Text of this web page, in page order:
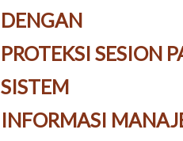
DENGAN
PROTEKSI SESION
SISTEM
INFORMASI